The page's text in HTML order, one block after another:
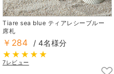
Tiare sea blue ティアレシーブルー
席札
￥284 / 4名様分
7レビュー